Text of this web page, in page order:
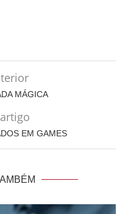
MÁGICA
EM GAMES